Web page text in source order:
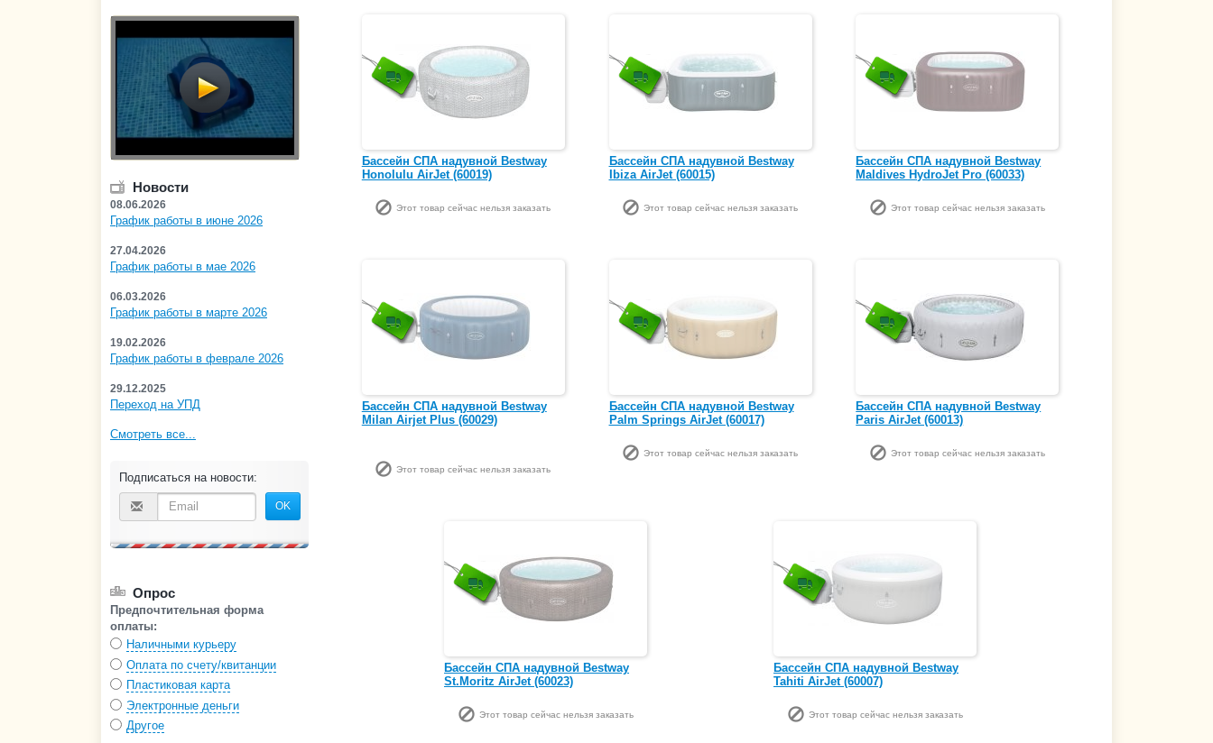
Новости
08.06.2026
График работы в июне 2026
27.04.2026
График работы в мае 2026
06.03.2026
График работы в марте 2026
19.02.2026
График работы в феврале 2026
29.12.2025
Переход на УПД
Смотреть все...
Подписаться на новости:
OK
Опрос
Предпочтительная форма
оплаты:
Наличными курьеру
Оплата по счету/квитанции
Пластиковая карта
Электронные деньги
Другое
Бассейн СПА надувной Bestway
Honolulu AirJet (60019)
Этот товар сейчас нельзя заказать
Бассейн СПА надувной Bestway
Ibiza AirJet (60015)
Этот товар сейчас нельзя заказать
Бассейн СПА надувной Bestway
Maldives HydroJet Pro (60033)
Этот товар сейчас нельзя заказать
Бассейн СПА надувной Bestway
Milan Airjet Plus (60029)
Этот товар сейчас нельзя заказать
Бассейн СПА надувной Bestway
Palm Springs AirJet (60017)
Этот товар сейчас нельзя заказать
Бассейн СПА надувной Bestway
Paris AirJet (60013)
Этот товар сейчас нельзя заказать
Бассейн СПА надувной Bestway
St.Moritz AirJet (60023)
Этот товар сейчас нельзя заказать
Бассейн СПА надувной Bestway
Tahiti AirJet (60007)
Этот товар сейчас нельзя заказать